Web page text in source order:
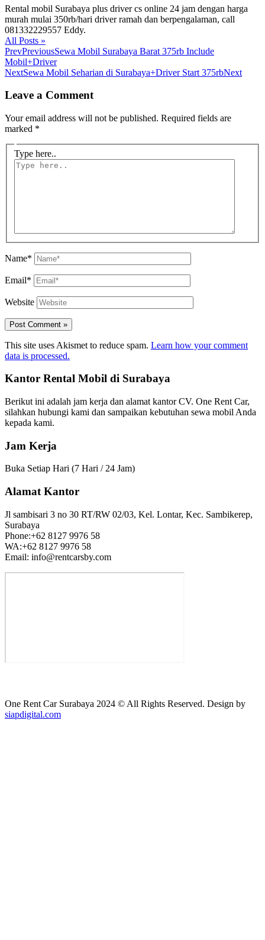
Rental mobil Surabaya plus driver cs online 24 jam dengan harga
murah mulai 350rb/hari driver ramah dan berpengalaman, call
081332229557 Eddy.
All Posts »
PrevPreviousSewa Mobil Surabaya Barat 375rb Include
Mobil+Driver
NextSewa Mobil Seharian di Surabaya+Driver Start 375rbNext
Leave a Comment
Your email address will not be published. Required fields are
marked *
Type here..
Name*
Email*
Website
This site uses Akismet to reduce spam. Learn how your comment
data is processed.
Kantor Rental Mobil di Surabaya
Berikut ini adalah jam kerja dan alamat kantor CV. One Rent Car,
silahkan hubungi kami dan sampaikan kebutuhan sewa mobil Anda
kepada kami.
Jam Kerja
Buka Setiap Hari (7 Hari / 24 Jam)
Alamat Kantor
Jl sambisari 3 no 30 RT/RW 02/03, Kel. Lontar, Kec. Sambikerep,
Surabaya
Phone:+62 8127 9976 58
WA:+62 8127 9976 58
Email: info@rentcarsby.com
One Rent Car Surabaya 2024 © All Rights Reserved. Design by
siapdigital.com